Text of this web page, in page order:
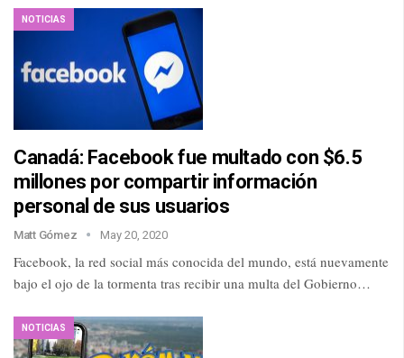
NOTICIAS
Canadá: Facebook fue multado con $6.5
millones por compartir información
personal de sus usuarios
Matt Gómez May 20, 2020
Facebook, la red social más conocida del mundo, está nuevamente
bajo el ojo de la tormenta tras recibir una multa del Gobierno…
NOTICIAS